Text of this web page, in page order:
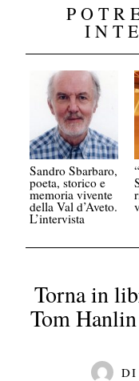
Sandro Sbarbaro,
poeta, storico e
memoria vivente
della Val d’Aveto.
L’intervista
Torna in
Tom
DI